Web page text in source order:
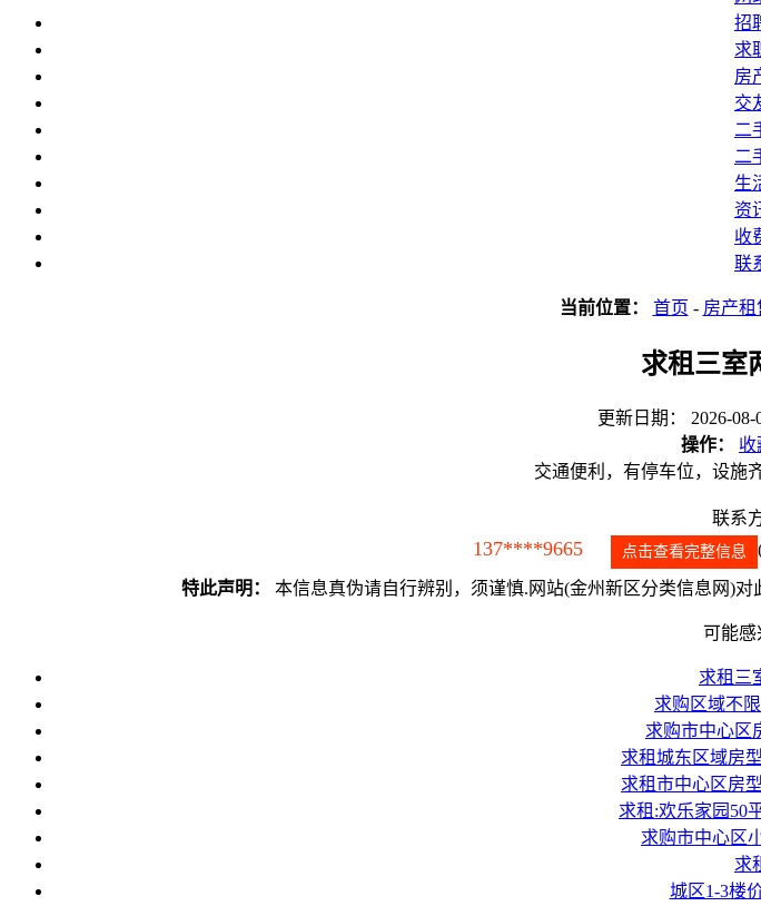
招
求
房
交
二
二
生
资
收
联
当前位置： 首页 - 房产租
求租三室
更新日期： 2026-
操作：
收
交通便利，有停车位，设施
联系
137****9665 点击查看完整信息
特此声明： 本信息真伪请自行辨别，须谨慎.网站(金州新区分类信息网)
可能感
求租三
求购区域不
求购市中心区
求租城东区域房
求租市中心区房
求租:欢乐家园50
求购市中心区
求
城区1-3楼